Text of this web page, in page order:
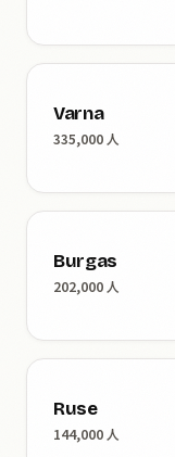
Varna
335,000 人
Burgas
202,000 人
Ruse
144,000 人